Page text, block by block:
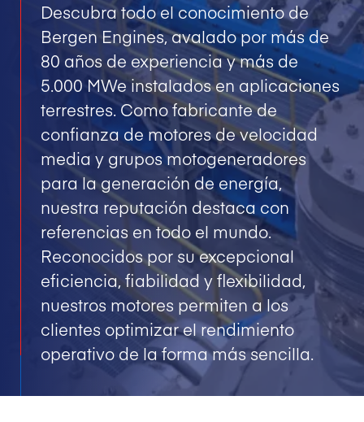
Descubra todo el conocimiento de
Bergen Engines, avalado por más de
80 años de experiencia y más de
5.000 MWe instalados en aplicaciones
terrestres. Como fabricante de
confianza de motores de velocidad
media y grupos motogeneradores
para la generación de energía,
nuestra reputación destaca con
referencias en todo el mundo.
Reconocidos por su excepcional
eficiencia, fiabilidad y flexibilidad,
nuestros motores permiten a los
clientes optimizar el rendimiento
operativo de la forma más sencilla.